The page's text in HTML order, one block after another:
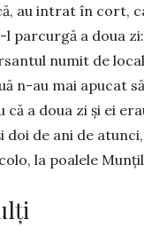
au in­trat în cort,
l parcurgă a doua
numit de
n-au mai apucat
a doua zi şi ei
doi de ani de
la poalele